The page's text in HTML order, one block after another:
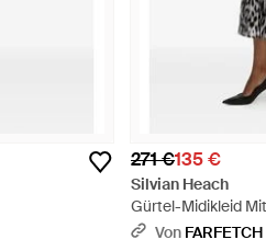
271 €135 €
Silvian Heach
Gürtel-Midikleid
Von FARFETCH